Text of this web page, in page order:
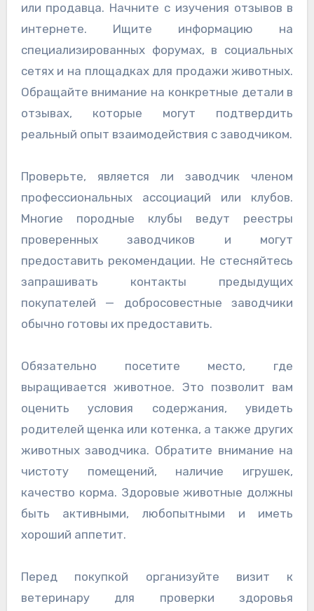
или продавца. Начните с изучения отзывов в
интернете. Ищите информацию на
специализированных форумах, в социальных
сетях и на площадках для продажи животных.
Обращайте внимание на конкретные детали в
отзывах, которые могут подтвердить
реальный опыт взаимодействия с заводчиком.
Проверьте, является ли заводчик членом
профессиональных ассоциаций или клубов.
Многие породные клубы ведут реестры
проверенных заводчиков и могут
предоставить рекомендации. Не стесняйтесь
запрашивать контакты предыдущих
покупателей — добросовестные заводчики
обычно готовы их предоставить.
Обязательно посетите место, где
выращивается животное. Это позволит вам
оценить условия содержания, увидеть
родителей щенка или котенка, а также других
животных заводчика. Обратите внимание на
чистоту помещений, наличие игрушек,
качество корма. Здоровые животные должны
быть активными, любопытными и иметь
хороший аппетит.
Перед покупкой организуйте визит к
ветеринару для проверки здоровья